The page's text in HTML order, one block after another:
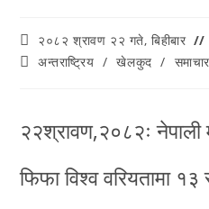
२०८२ श्रावण २२ गते, बिहीबार
अन्तराष्ट्रिय / खेलकुद / समाचार
२२श्रावण,२०८२ः नेपाली
फिफा विश्व वरियतामा